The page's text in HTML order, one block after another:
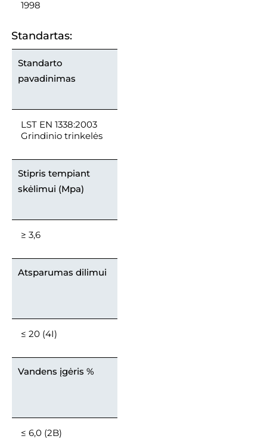
1998
Standartas:
Standarto
pavadinimas
LST EN 1338:2003
Grindinio trinkelės
Stipris tempiant
skėlimui (Mpa)
≥ 3,6
Atsparumas dilimui
≤ 20 (4I)
Vandens įgėris %
≤ 6,0 (2B)